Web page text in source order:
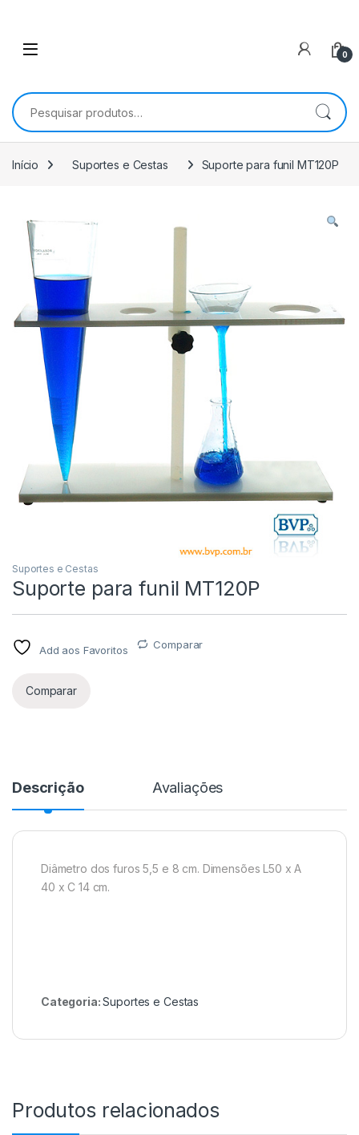
0
Pesquisar por:
Início Suportes e Cestas Suporte para funil MT120P
Suportes e Cestas
Suporte para funil MT120P
Add aos Favoritos Comparar
Comparar
Descrição Avaliações
Diâmetro dos furos 5,5 e 8 cm. Dimensões L50 x A
40 x C 14 cm.
Categoria:Suportes e Cestas
Produtos relacionados